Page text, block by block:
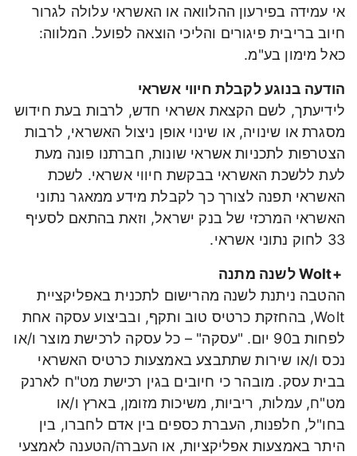
אי עמידה בפירעון ההלוואה או האשראי עלולה לגרור
חיוב בריבית פיגורים והליכי הוצאה לפועל. המלווה:
כאל מימון בע"מ.
הודעה בנוגע לקבלת חיווי אשראי
לידיעתך, לשם הקצאת אשראי חדש, לרבות בעת חידוש
מסגרת או שינויה, או שינוי אופן ניצול האשראי, לרבות
הצטרפות לתכניות אשראי שונות, חברתנו פונה מעת
לעת ללשכת האשראי בבקשת חיווי אשראי. לשכת
האשראי תפנה לצורך כך לקבלת מידע ממאגר נתוני
האשראי המרכזי של בנק ישראל, וזאת בהתאם לסעיף
33 לחוק נתוני אשראי.
+Wolt לשנה מתנה
ההטבה ניתנת לשנה מהרישום לתכנית באפליקציית
Wolt, בהחזקת כרטיס טוב ותקף, ובביצוע עסקה אחת
לפחות ב90 יום. "עסקה" – כל עסקה לרכישת מוצר ו/או
נכס ו/או שירות שתתבצע באמצעות כרטיס האשראי
בבית עסק. מובהר כי חיובים בגין רכישת מט"ח לארנק
מט"ח, עמלות, ריביות, משיכות מזומן, בארץ ו/או
בחו"ל, חלפנות, העברת כספים בין אדם לחברו, בין
היתר באמצעות אפליקציות, או העברה/הטענה לאמצעי